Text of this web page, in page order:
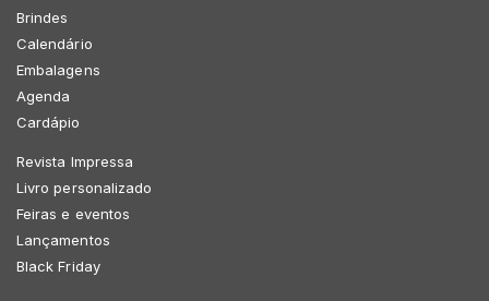
Brindes
Calendário
Embalagens
Agenda
Cardápio
Revista Impressa
Livro personalizado
Feiras e eventos
Lançamentos
Black Friday